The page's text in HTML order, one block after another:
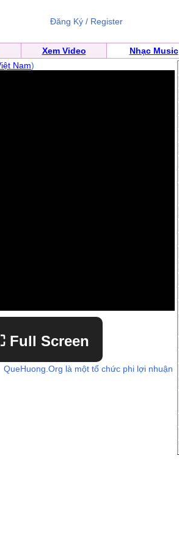
Đăng Ký / Register
Xem Video Nhạc Music
Nam)
Full Screen
QueHuong.Org là một tổ chức phi lợi nhuận